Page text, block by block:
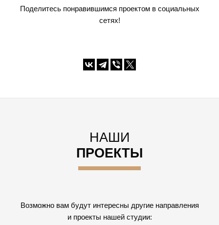
Поделитесь понравившимся проектом в социальных
сетях!
НАШИ
ПРОЕКТЫ
Возможно вам будут интересны другие направления
и проекты нашей студии: